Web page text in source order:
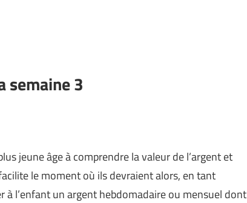
semaine 3
jeune âge à comprendre la valeur de l’argent et
le moment où ils devraient alors, en tant
à l’enfant un argent hebdomadaire ou mensuel dont